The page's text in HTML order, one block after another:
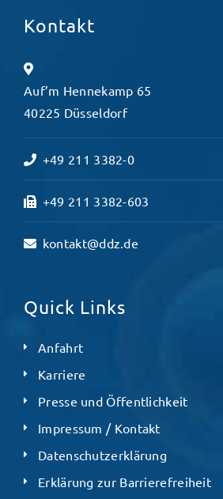
Kontakt
Auf’m Hennekamp 65
40225 Düsseldorf
+49 211 3382-0
+49 211 3382-603
kontakt@ddz.de
Quick Links
Anfahrt
Karriere
Presse und Öffentlichkeit
Impressum / Kontakt
Datenschutzerklärung
Erklärung zur Barrierefreiheit